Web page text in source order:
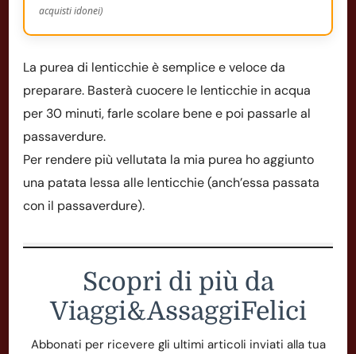
acquisti idonei)
La purea di lenticchie è semplice e veloce da
preparare. Basterà cuocere le lenticchie in acqua
per 30 minuti, farle scolare bene e poi passarle al
passaverdure.
Per rendere più vellutata la mia purea ho aggiunto
una patata lessa alle lenticchie (anch’essa passata
con il passaverdure).
Scopri di più da
Viaggi&AssaggiFelici
Abbonati per ricevere gli ultimi articoli inviati alla tua